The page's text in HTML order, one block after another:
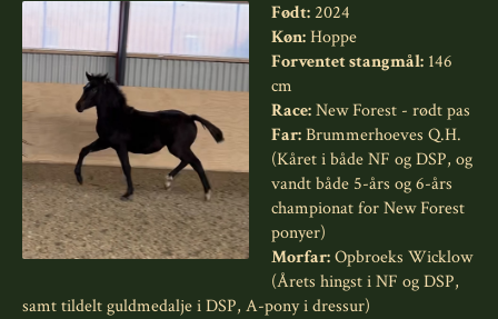
Født:2024
Køn:Hoppe
Forventet stangmål: 146
cm
Race:New Forest - rødt pas
Far:Brummerhoeves Q.H.
(Kåret i både NF og DSP, og
vandt både 5-års og 6-års
championat for New Forest
ponyer)
Morfar:Opbroeks Wicklow
(Årets hingst i NF og DSP,
samt tildelt guldmedalje i DSP, A-pony i dressur)